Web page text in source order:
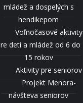
mládež a dospelých s
hendikepom
Voľnočasové aktivity
deti a mládež od 6 do
15 rokov
Aktivity pre seniorov
Projekt Menora-
návšteva seniorov